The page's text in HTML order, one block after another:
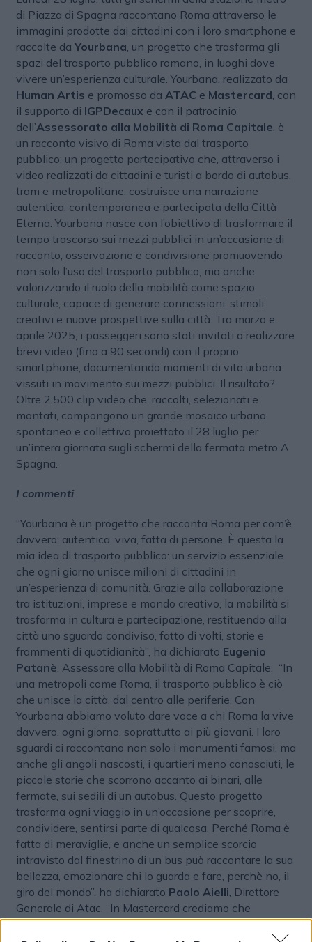
di Piazza di Spagna raccontano Roma attraverso le
immagini prodotte dai cittadini con i loro smartphone e
raccolte da Yourbana, un progetto che trasforma gli
spazi del trasporto pubblico romano, in luoghi dove
vivere un’esperienza culturale. Yourbana, realizzato da
Human Artis e promosso da ATAC e Mastercard, con
il supporto di IGPDecauxe con il patrocinio
dell’Assessorato alla Mobilità di Roma Capitale, è
un racconto visivo di Roma vista dal trasporto
pubblico: un progetto partecipativo che, attraverso i
video realizzati da cittadini e turisti a bordo di autobus,
tram e metropolitane, costruisce una narrazione
autentica, contemporanea e partecipata della Città
Eterna. Yourbana nasce con l’obiettivo di trasformare il
tempo trascorso sui mezzi pubblici in un’occasione di
racconto, osservazione e condivisione promuovendo
non solo l’uso del trasporto pubblico, ma anche
valorizzando il ruolo della mobilità come spazio
culturale, capace di generare connessioni, stimoli
creativi e nuove prospettive sulla città. Tra marzo e
aprile 2025, i passeggeri sono stati invitati a realizzare
brevi video (fino a 90 secondi) con il proprio
smartphone, documentando momenti di vita urbana
vissuti in movimento sui mezzi pubblici. Il risultato?
Oltre 2.500 clip video che, raccolti, selezionati e
montati, compongono un grande mosaico urbano,
spontaneo e collettivo proiettato il 28 luglio per
un’intera giornata sugli schermi della fermata metro A
Spagna.
I commenti
“Yourbana è un progetto che racconta Roma per com’è
davvero: autentica, viva, fatta di persone. È questa la
mia idea di trasporto pubblico: un servizio essenziale
che ogni giorno unisce milioni di cittadini in
un’esperienza di comunità. Grazie alla collaborazione
tra istituzioni, imprese e mondo creativo, la mobilità si
trasforma in cultura e partecipazione, restituendo alla
città uno sguardo condiviso, fatto di volti, storie e
frammenti di quotidianità”, ha dichiarato Eugenio
Patanè, Assessore alla Mobilità di Roma Capitale. “In
una metropoli come Roma, il trasporto pubblico è ciò
che unisce la città, dal centro alle periferie. Con
Yourbana abbiamo voluto dare voce a chi Roma la vive
davvero, ogni giorno, soprattutto ai più giovani. I loro
sguardi ci raccontano non solo i monumenti famosi, ma
anche gli angoli nascosti, i quartieri meno conosciuti, le
piccole storie che scorrono accanto ai binari, alle
fermate, sui sedili di un autobus. Questo progetto
trasforma ogni viaggio in un’occasione per scoprire,
condividere, sentirsi parte di qualcosa. Perché Roma è
fatta di meraviglie, e anche un semplice scorcio
intravisto dal finestrino di un bus può raccontare la sua
bellezza, emozionare chi lo guarda e fare, perchè no, il
giro del mondo”, ha dichiarato Paolo Aielli, Direttore
Generale di Atac. “In Mastercard crediamo che
l’innovazione sia un elemento chiave per migliorare